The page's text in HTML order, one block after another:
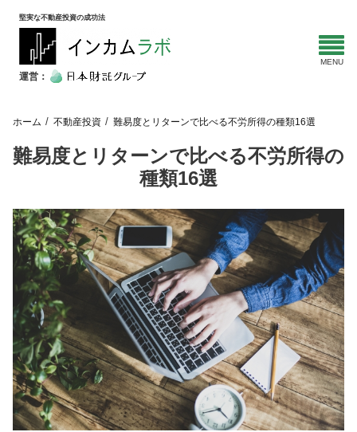
堅実な不動産投資の成功法
運営：
ホーム 不動産投資 難易度とリターンで比べる不労所得の種類16選
難易度とリターンで比べる不労所得の
種類16選